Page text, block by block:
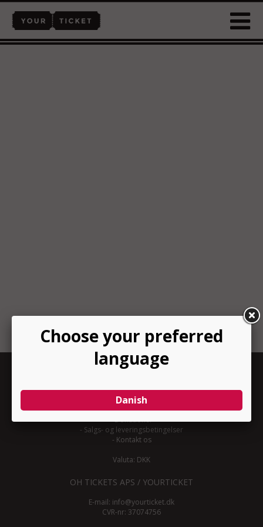
INFORMATION
-Om YourTicket
Bliv arrangør
-Arrangør login
-Donationer
- Salgs- og leveringsbetingelser
- Kontakt os
Valuta: DKK
OH TICKETS APS / YOURTICKET
E-mail: info@yourticket.dk
CVR-nr: 37074756